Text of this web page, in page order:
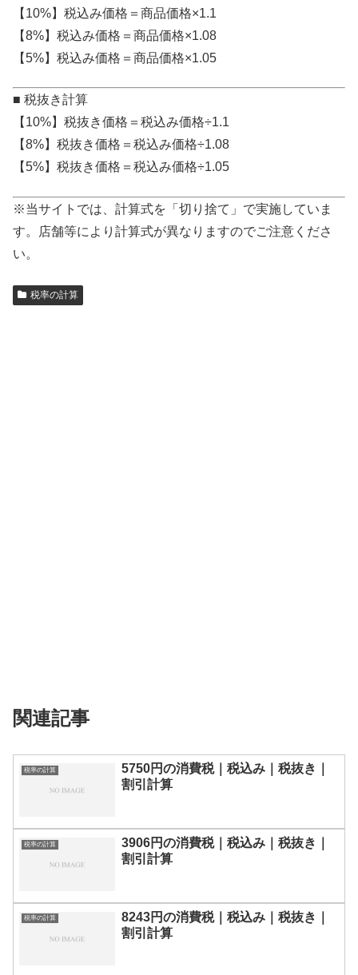
【10%】税込み価格＝商品価格×1.1
【8%】税込み価格＝商品価格×1.08
【5%】税込み価格＝商品価格×1.05
■ 税抜き計算
【10%】税抜き価格＝税込み価格÷1.1
【8%】税抜き価格＝税込み価格÷1.08
【5%】税抜き価格＝税込み価格÷1.05
※当サイトでは、計算式を「切り捨て」で実施していま
す。店舗等により計算式が異なりますのでご注意くださ
い。
税率の計算
関連記事
税率の計算
5750円の消費税｜税込み｜税抜き｜
割引計算
税率の計算
3906円の消費税｜税込み｜税抜き｜
割引計算
税率の計算
8243円の消費税｜税込み｜税抜き｜
割引計算